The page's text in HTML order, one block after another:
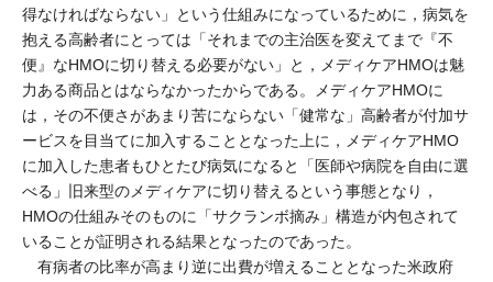
得なければならない」という仕組みになっているために，病気を
抱える高齢者にとっては「それまでの主治医を変えてまで『不
便』なHMOに切り替える必要がない」と，メディケアHMOは魅
力ある商品とはならなかったからである。メディケアHMOに
は，その不便さがあまり苦にならない「健常な」高齢者が付加サ
ービスを目当てに加入することとなった上に，メディケアHMO
に加入した患者もひとたび病気になると「医師や病院を自由に選
べる」旧来型のメディケアに切り替えるという事態となり，
HMOの仕組みそのものに「サクランボ摘み」構造が内包されて
いることが証明される結果となったのであった。
有病者の比率が高まり逆に出費が増えることとなった米政府